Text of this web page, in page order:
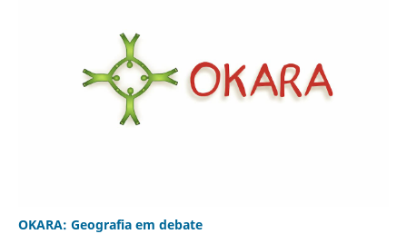
OKARA: Geografia em debate